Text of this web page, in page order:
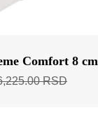
Comfort 8 cm
RSD